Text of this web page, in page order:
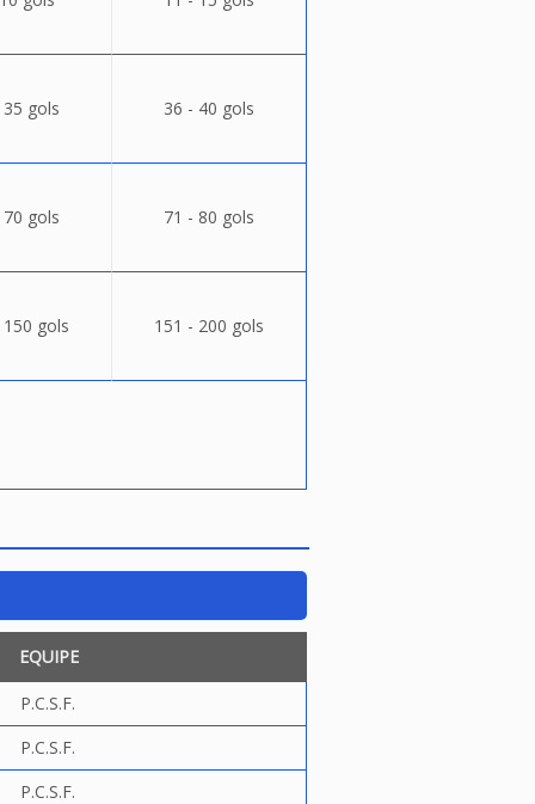
gols 36 - 40 gols
gols 71 - 80 gols
gols 151 - 200 gols
EQUIPE
P.C.S.F.
P.C.S.F.
P.C.S.F.